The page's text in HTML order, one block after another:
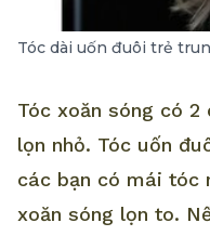
Tóc dài uốn đuôi trẻ
Tóc xoăn sóng có 2
lọn nhỏ. Tóc uốn
các bạn có mái tóc
xoăn sóng lọn to.